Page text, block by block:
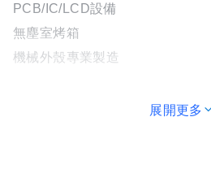
PCB/IC/LCD設備
無塵室烤箱
機械外殼專業製造
展開更多